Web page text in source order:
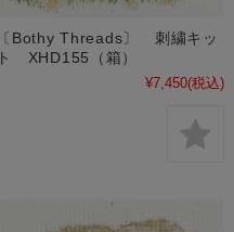
〔Bothy Threads〕 刺繍キッ
ト XHD155（箱）
¥7,450(税込)